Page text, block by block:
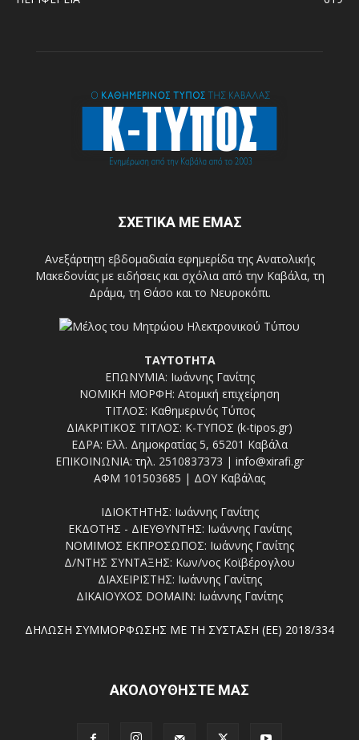
ΣΧΕΤΙΚΑ ΜΕ ΕΜΑΣ
Ανεξάρτητη εβδομαδιαία εφημερίδα της Ανατολικής
Μακεδονίας με ειδήσεις και σχόλια από την Καβάλα, τη
Δράμα, τη Θάσο και το Νευροκόπι.
ΤΑΥΤΟΤΗΤΑ
ΕΠΩΝΥΜΙΑ: Ιωάννης Γανίτης
ΝΟΜΙΚΗ ΜΟΡΦΗ: Ατομική επιχείρηση
ΤΙΤΛΟΣ: Καθημερινός Τύπος
ΔΙΑΚΡΙΤΙΚΟΣ ΤΙΤΛΟΣ: Κ-ΤΥΠΟΣ (k-tipos.gr)
ΕΔΡΑ: Ελλ. Δημοκρατίας 5, 65201 Καβάλα
ΕΠΙΚΟΙΝΩΝΙΑ: τηλ. 2510837373 | info@xirafi.gr
ΑΦΜ 101503685 | ΔΟΥ Καβάλας
ΙΔΙΟΚΤΗΤΗΣ: Ιωάννης Γανίτης
ΕΚΔΟΤΗΣ - ΔΙΕΥΘΥΝΤΗΣ: Ιωάννης Γανίτης
ΝΟΜΙΜΟΣ ΕΚΠΡΟΣΩΠΟΣ: Ιωάννης Γανίτης
Δ/ΝΤΗΣ ΣΥΝΤΑΞΗΣ: Κων/νος Κοϊβέρογλου
ΔΙΑΧΕΙΡΙΣΤΗΣ: Ιωάννης Γανίτης
ΔΙΚΑΙΟΥΧΟΣ DOMAIN: Ιωάννης Γανίτης
ΔΗΛΩΣΗ ΣΥΜΜΟΡΦΩΣΗΣ ΜΕ ΤΗ ΣΥΣΤΑΣΗ (ΕΕ) 2018/334
ΑΚΟΛΟΥΘΗΣΤΕ ΜΑΣ